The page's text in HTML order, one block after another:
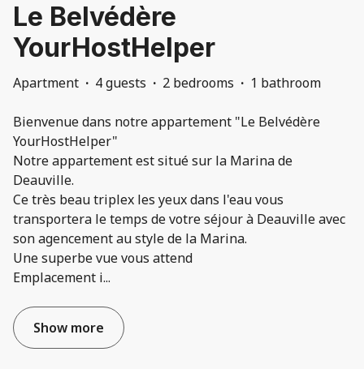
Le Belvédère
YourHostHelper
Apartment · 4 guests · 2 bedrooms · 1 bathroom
Bienvenue dans notre appartement "Le Belvédère
YourHostHelper"
Notre appartement est situé sur la Marina de
Deauville.
Ce très beau triplex les yeux dans l'eau vous
transportera le temps de votre séjour à Deauville avec
son agencement au style de la Marina.
Une superbe vue vous attend
Emplacement i...
Show more